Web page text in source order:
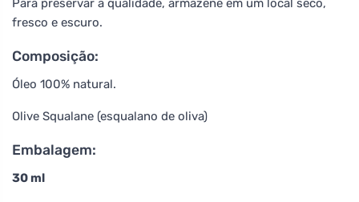
fresco e escuro.
Composição:
Óleo 100% natural.
Olive Squalane (esqualano de oliva)
Embalagem:
30 ml